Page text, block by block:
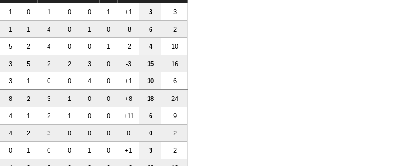
1 0 1 0 0 1 +1 3 3
1 1 4 0 1 0 -8 6 2
5 2 4 0 0 1 -2 4 10
3 5 2 2 3 0 -3 15 16
3 1 0 0 4 0 +1 10 6
8 2 3 1 0 0 +8 18 24
4 1 2 1 0 0 +11 6 9
4 2 3 0 0 0 0 0 2
0 1 0 0 1 0 +1 3 2